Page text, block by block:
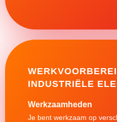
INDUSTRIËLE
Werkzaamheden
Je bent werkzaam op